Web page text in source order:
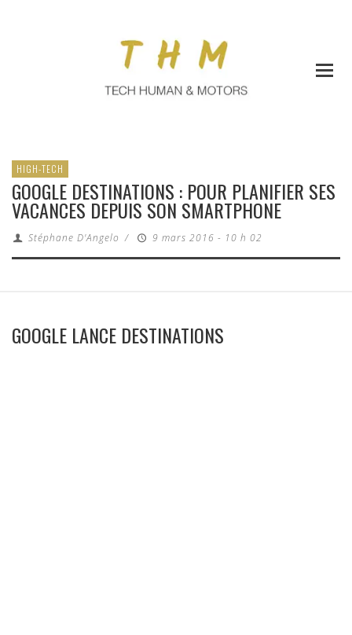
HIGH-TECH
GOOGLE DESTINATIONS : POUR PLANIFIER SES
VACANCES DEPUIS SON SMARTPHONE
Stéphane D'Angelo / 9 mars 2016 - 10 h 02
GOOGLE LANCE DESTINATIONS